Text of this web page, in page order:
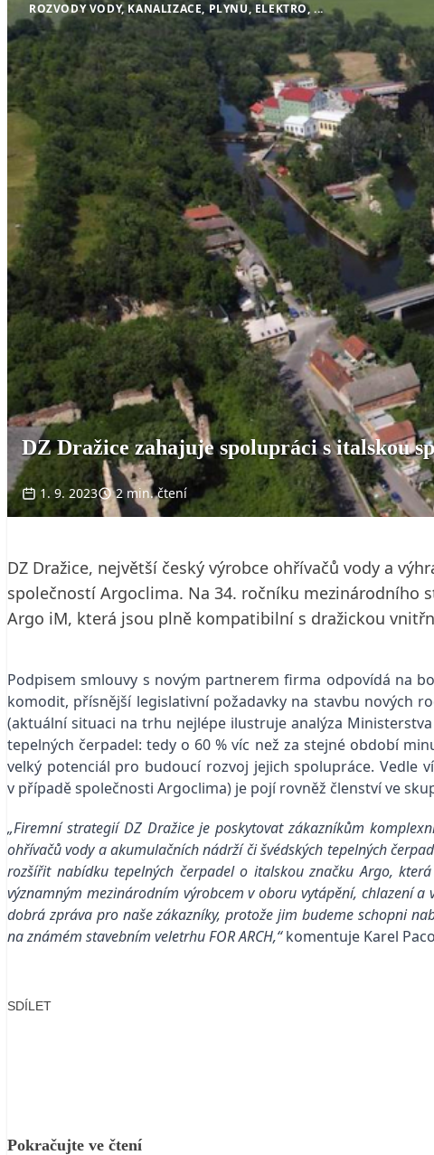
ROZVODY VODY, KANALIZACE, PLYNU, ELEKTRO, ...
DZ Dražice zahajuje spolupráci s italskou
1. 9. 2023 2 min. čtení
DZ Dražice, největší český výrobce ohřívačů vody a
společností Argoclima. Na 34. ročníku mezinárodního
Argo iM, která jsou plně kompatibilní s dražickou
Podpisem smlouvy s novým partnerem firma odpovídá na
komodit, přísnější legislativní požadavky na stavbu nových
(aktuální situaci na trhu nejlépe ilustruje analýza
tepelných čerpadel: tedy o 60 % víc než za stejné období
velký potenciál pro budoucí rozvoj jejich spolupráce. Vedle
v případě společnosti Argoclima) je pojí rovněž členství ve
„Firemní strategií DZ Dražice je poskytovat zákazníkům
ohřívačů vody a akumulačních nádrží či švédských tepelných
rozšířit nabídku tepelných čerpadel o italskou značku Argo,
významným mezinárodním výrobcem v oboru vytápění, chlazení
dobrá zpráva pro naše zákazníky, protože jim budeme schopni
na známém stavebním veletrhu FOR ARCH,“komentuje Karel
SDÍLET
Pokračujte ve čtení